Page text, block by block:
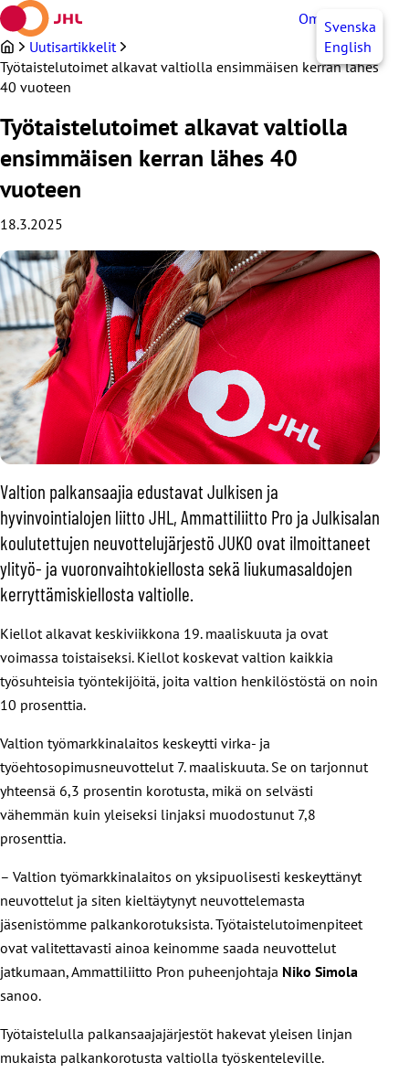
Siirry
sisältöön
OmaJHLSvenska
English
Uutisartikkelit
Työtaistelutoimet alkavat valtiolla ensimmäisen kerran lähes
40 vuoteen
Työtaistelutoimet alkavat valtiolla
ensimmäisen kerran lähes 40
vuoteen
18.3.2025
Valtion palkansaajia edustavat Julkisen ja
hyvinvointialojen liitto JHL, Ammattiliitto Pro ja Julkisalan
koulutettujen neuvottelujärjestö JUKO ovat ilmoittaneet
ylityö- ja vuoronvaihtokiellosta sekä liukumasaldojen
kerryttämiskiellosta valtiolle.
Kiellot alkavat keskiviikkona 19. maaliskuuta ja ovat
voimassa toistaiseksi. Kiellot koskevat valtion kaikkia
työsuhteisia työntekijöitä, joita valtion henkilöstöstä on noin
10 prosenttia.
Valtion työmarkkinalaitos keskeytti virka- ja
työehtosopimusneuvottelut 7. maaliskuuta. Se on tarjonnut
yhteensä 6,3 prosentin korotusta, mikä on selvästi
vähemmän kuin yleiseksi linjaksi muodostunut 7,8
prosenttia.
– Valtion työmarkkinalaitos on yksipuolisesti keskeyttänyt
neuvottelut ja siten kieltäytynyt neuvottelemasta
jäsenistömme palkankorotuksista. Työtaistelutoimenpiteet
ovat valitettavasti ainoa keinomme saada neuvottelut
jatkumaan, Ammattiliitto Pron puheenjohtaja Niko Simola
sanoo.
Työtaistelulla palkansaajajärjestöt hakevat yleisen linjan
mukaista palkankorotusta valtiolla työskenteleville.